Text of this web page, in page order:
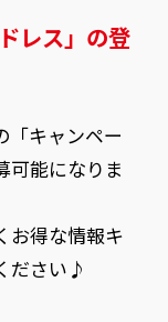
レス」の登
「キャンペー
可能になりま
お得な情報キ
ださい♪